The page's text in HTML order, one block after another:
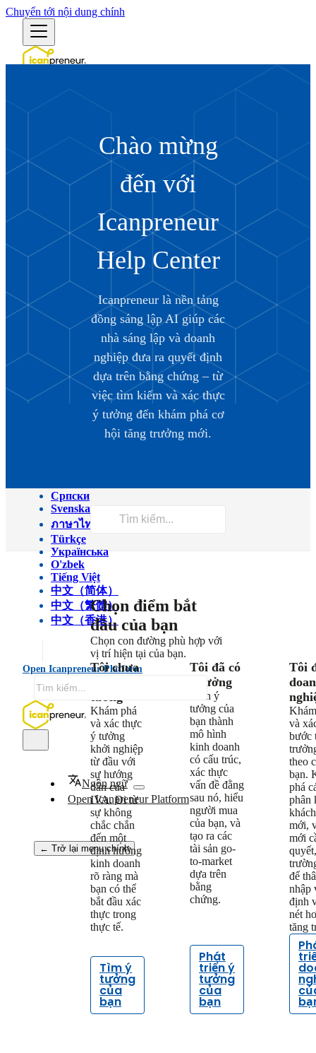
Chuyển tới nội dung chính
English (UK)
Български
Čeština
Dansk
Deutsch (Schweiz)
Ελληνικά
Español (España)
Español (México)
Filipino
Français (France)
Français (Canada)
Magyar
ქართული
한국어
Latviešu
Македонски
Bahasa Melayu
Nederlands
Српски
Svenska
ภาษาไทย
Türkçe
Українська
O'zbek
Tiếng Việt
中文（简体）
中文（繁體）
中文（香港）
Open Icanpreneur Platform
Ngôn ngữ
Open Icanpreneur Platform
← Trở lại menu chính
Chào mừng
đến với
Icanpreneur
Help Center
Icanpreneur là nền tảng
đồng sáng lập AI giúp các
nhà sáng lập và doanh
nghiệp đưa ra quyết định
dựa trên bằng chứng – từ
việc tìm kiếm và xác thực
ý tưởng đến khám phá cơ
hội tăng trưởng mới.
Chọn điểm bắt
đầu của bạn
Chọn con đường phù hợp với
vị trí hiện tại của bạn.
Tôi chưa
tưởng
Khám phá
và xác thực
ý tưởng
khởi nghiệp
từ đầu với
sự hướng
dẫn của
IVA. Đi từ
sự không
chắc chắn
đến một
định hướng
kinh doanh
rõ ràng mà
bạn có thể
bắt đầu xác
thực trong
thực tế.
Tìm ý
tưởng
của
bạn
Tôi đã có
ý tưởng
Biến ý
tưởng của
bạn thành
mô hình
kinh doanh
có cấu trúc,
xác thực
vấn đề đằng
sau nó, hiểu
người mua
của bạn, và
tạo ra các
tài sản go-
to-market
dựa trên
bằng
chứng.
Phát
triển ý
tưởng
của
bạn
Tôi
và
bước
theo
bạn.
phá
phân
mới,
mới
để
nhập
định
nét
tăng